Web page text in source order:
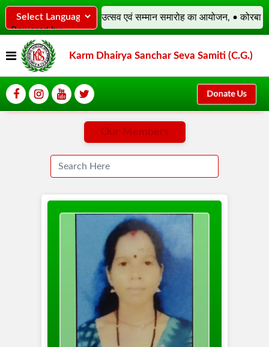
Donate Us
उत्सव एवं सम्मान समारोह का आयोजन, • कोरबा जिले के सभी
Karm Dhairya Sanchar Seva Samiti (C.G.)
Powered by
Translate
Our Members